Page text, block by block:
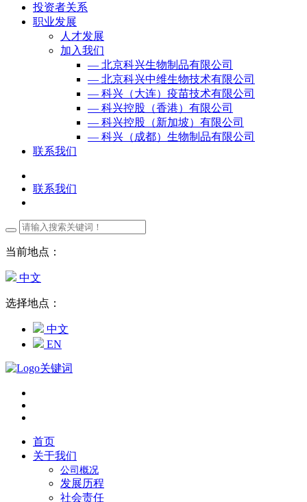
投资者关系
职业发展
人才发展
加入我们
— 北京科兴生物制品有限公司
— 北京科兴中维生物技术有限公司
— 科兴（大连）疫苗技术有限公司
— 科兴控股（香港）有限公司
— 科兴控股（新加坡）有限公司
— 科兴（成都）生物制品有限公司
联系我们
联系我们
当前地点：
中文
选择地点：
中文
EN
首页
关于我们
公司概况
发展历程
社会责任